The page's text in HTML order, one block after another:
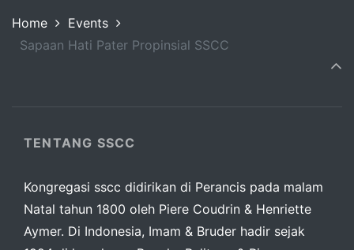
Home
Events
Sapaan Hati Pater Propinsial SSCC
TENTANG SSCC
Kongregasi sscc didirikan di Perancis pada malam
Natal tahun 1800 oleh Piere Coudrin & Henriette
Aymer. Di Indonesia, Imam & Bruder hadir sejak